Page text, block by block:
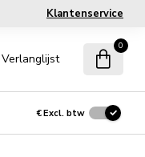
Klantenservice
Verlanglijst
0
€Excl. btw